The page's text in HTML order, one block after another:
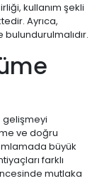
kullanım şekli
Ayrıca,
gelişmeyi
ve doğru
büyük
farklı
mutlaka